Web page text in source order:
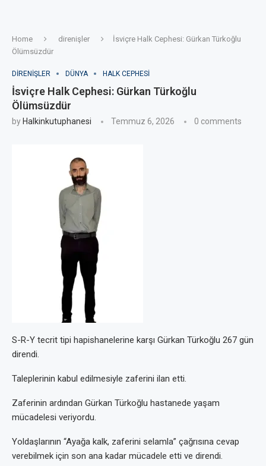
Home direnişler
İsviçre Halk Cephesi: Gürkan Türkoğlu
Ölümsüzdür
DIRENIŞLER DÜNYA HALK CEPHESI
İsviçre Halk Cephesi: Gürkan Türkoğlu
Ölümsüzdür
by Halkinkutuphanesi Temmuz 6, 2026 0 comments
S-R-Y tecrit tipi hapishanelerine karşı Gürkan Türkoğlu 267 gün
direndi.
Taleplerinin kabul edilmesiyle zaferini ilan etti.
Zaferinin ardından Gürkan Türkoğlu hastanede yaşam
mücadelesi veriyordu.
Yoldaşlarının “Ayağa kalk, zaferini selamla” çağrısına cevap
verebilmek için son ana kadar mücadele etti ve direndi.